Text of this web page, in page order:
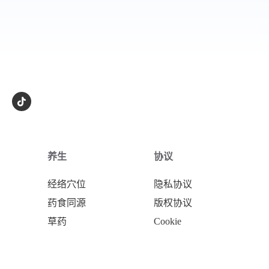
养生
经络穴位
药食同源
草药
协议
隐私协议
版权协议
Cookie